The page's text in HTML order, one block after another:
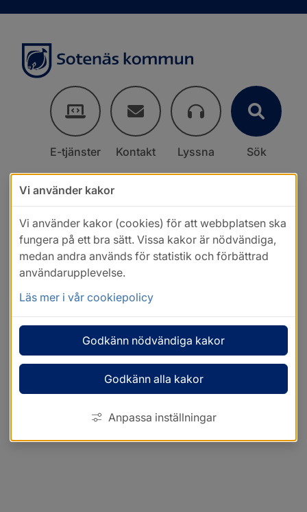
E-tjänster Kontakt Lyssna Sök
Vi använder kakor
Vi använder kakor (cookies) för att webbplatsen ska
fungera på ett bra sätt. Vissa kakor är nödvändiga,
medan andra används för statistik och förbättrad
användarupplevelse.
Läs mer i vår cookiepolicy
Godkänn nödvändiga kakor
Godkänn alla kakor
Anpassa inställningar